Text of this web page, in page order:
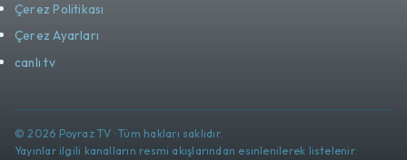
Çerez Politikası
Çerez Ayarları
canlı tv
© 2026 Poyraz TV · Tüm hakları saklıdır.
Yayınlar ilgili kanalların resmi akışlarından esinlenilerek listelenir.